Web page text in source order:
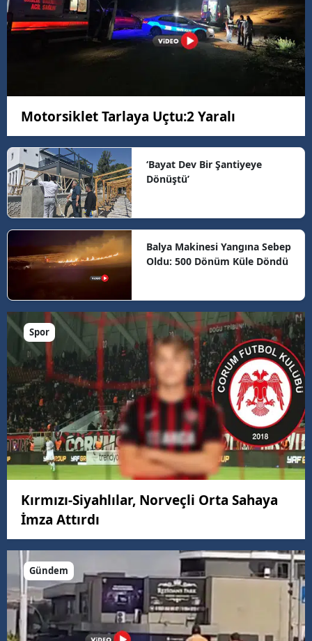
Motorsiklet Tarlaya Uçtu:2 Yaralı
‘Bayat Dev Bir Şantiyeye
Dönüştü’
Balya Makinesi Yangına Sebep
Oldu: 500 Dönüm Küle Döndü
Spor
Kırmızı-Siyahlılar, Norveçli Orta Sahaya
İmza Attırdı
Gündem